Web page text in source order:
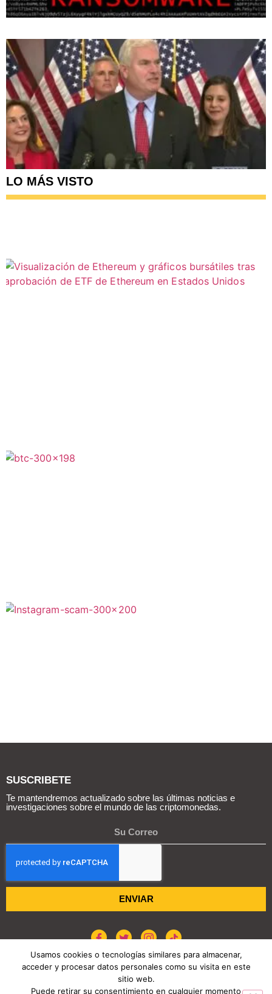
LO MÁS VISTO
SUSCRIBETE
Te mantendremos actualizado sobre las últimas noticias e
investigaciones sobre el mundo de las criptomonedas.
ENVIAR
POLÍTICA DE COOKIES
Usamos cookies o tecnologías similares para almacenar,
acceder y procesar datos personales como su visita en este
sitio web.
Puede retirar su consentimiento en cualquier momento